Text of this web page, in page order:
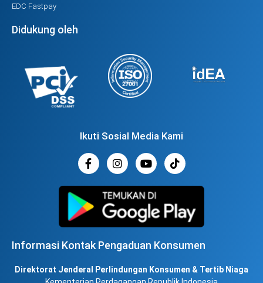
EDC Fastpay
Didukung oleh
Ikuti Sosial Media Kami
Informasi Kontak Pengaduan Konsumen
Direktorat Jenderal Perlindungan Konsumen & Tertib Niaga